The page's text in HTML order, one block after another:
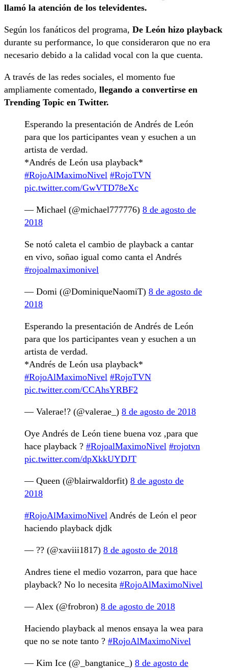
llamó la atención de los televidentes.
Según los fanáticos del programa, De León hizo playback
durante su performance, lo que consideraron que no era
necesario debido a la calidad vocal con la que cuenta.
A través de las redes sociales, el momento fue
ampliamente comentado, llegando a convertirse en
Trending Topic en Twitter.
Esperando la presentación de Andrés de León
para que los participantes vean y esuchen a un
artista de verdad.
*Andrés de León usa playback*
#RojoAlMaximoNivel #RojoTVN
pic.twitter.com/GwVTD78eXc
— Michael (@michael777776) 8 de agosto de
2018
Se notó caleta el cambio de playback a cantar
en vivo, soñao igual como canta el Andrés
#rojoalmaximonivel
— Domi (@DominiqueNaomiT) 8 de agosto de
2018
Esperando la presentación de Andrés de León
para que los participantes vean y esuchen a un
artista de verdad.
*Andrés de León usa playback*
#RojoAlMaximoNivel #RojoTVN
pic.twitter.com/CCAhsYRBF2
— Valerae!? (@valerae_) 8 de agosto de 2018
Oye Andrés de León tiene buena voz ,para que
hace playback ? #RojoalMaximoNivel #rojotvn
pic.twitter.com/dpXkkUYDJT
— Queen (@blairwaldorfit) 8 de agosto de
2018
#RojoAlMaximoNivel Andrés de León el peor
haciendo playback djdk
— ?? (@xaviii1817) 8 de agosto de 2018
Andres tiene el medio vozarron, para que hace
playback? No lo necesita #RojoAlMaximoNivel
— Alex (@frobron) 8 de agosto de 2018
Haciendo playback al menos ensaya la wea para
que no se note tanto ? #RojoAlMaximoNivel
— Kim Ice (@_bangtanice_) 8 de agosto de